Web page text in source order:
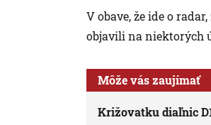
V obave, že ide o
objavili na niektorých
Môže vás zaujímať
Križovatku diaľnic